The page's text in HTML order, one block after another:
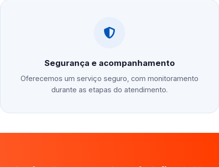
Segurança e acompanhamento
Oferecemos um serviço seguro, com monitoramento
durante as etapas do atendimento.